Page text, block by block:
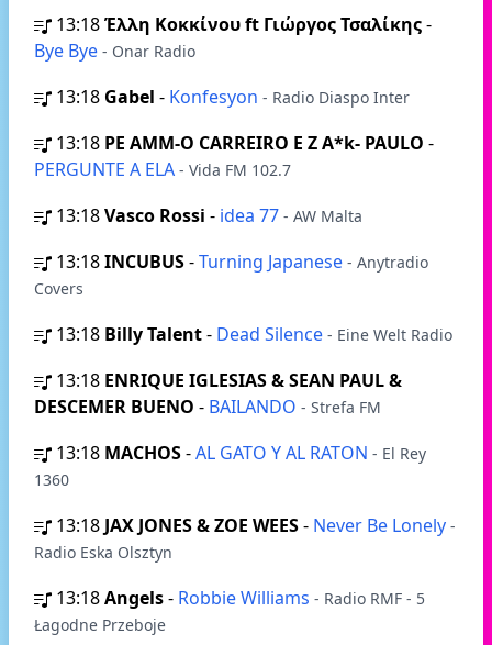
13:18Έλλη Κοκκίνου ft Γιώργος Τσαλίκης-
Bye Bye - Onar Radio
13:18 Gabel - Konfesyon - Radio Diaspo Inter
13:18 PE AMM-O CARREIRO E Z A*k- PAULO -
PERGUNTE A ELA - Vida FM 102.7
13:18Vasco Rossi - idea 77 - AW Malta
13:18INCUBUS-Turning Japanese - Anytradio
Covers
13:18 Billy Talent- Dead Silence - Eine Welt Radio
13:18 ENRIQUE IGLESIAS & SEAN PAUL &
DESCEMER BUENO - BAILANDO - Strefa FM
13:18 MACHOS-AL GATO Y AL RATON - El Rey
1360
13:18 JAX JONES & ZOE WEES- Never Be Lonely -
Radio Eska Olsztyn
13:18Angels- Robbie Williams - Radio RMF - 5
Łagodne Przeboje